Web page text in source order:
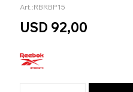
RBRBP15
USD 92,00